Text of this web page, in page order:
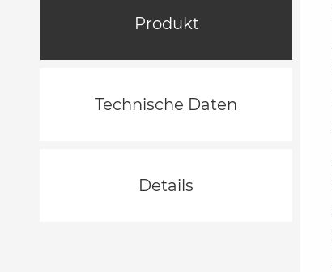
Produkt
Technische Daten
Details